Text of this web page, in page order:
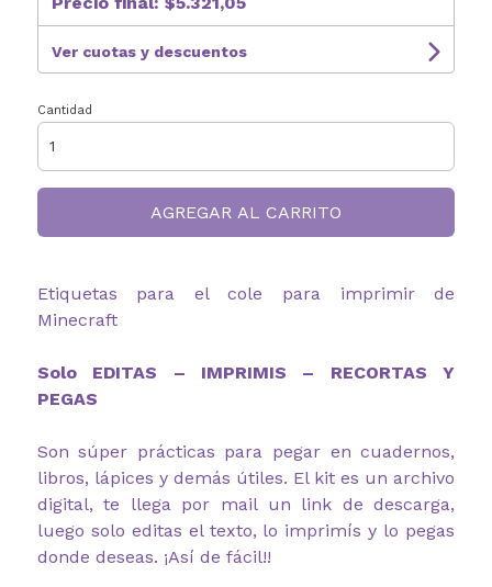
Ver cuotas y descuentos
Cantidad
AGREGAR AL CARRITO
Etiquetas para el cole para imprimir de
Minecraft
Solo EDITAS – IMPRIMIS – RECORTAS Y
PEGAS
Son súper prácticas para pegar en cuadernos,
libros, lápices y demás útiles. El kit es un archivo
digital, te llega por mail un link de descarga,
luego solo editas el texto, lo imprimís y lo pegas
donde deseas. ¡Así de fácil!!